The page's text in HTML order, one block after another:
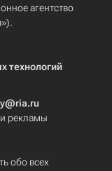
агентство
технологий
рекламы
обо всех